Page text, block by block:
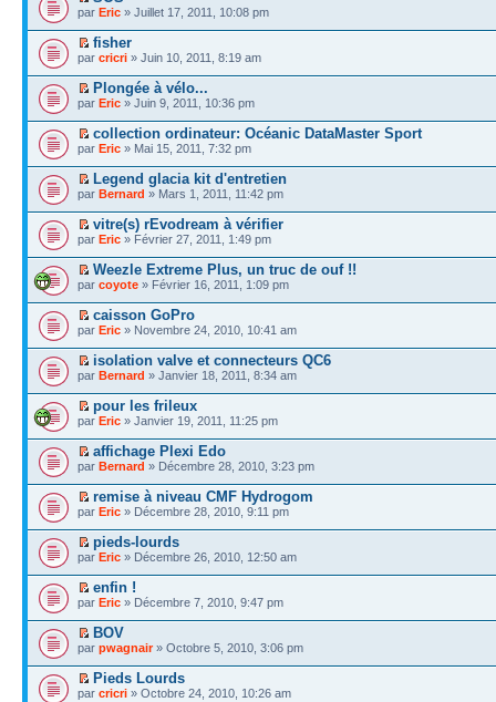
par Eric » Juillet 17, 2011, 10:08 pm
fisher
par cricri » Juin 10, 2011, 8:19 am
Plongée à vélo...
par Eric » Juin 9, 2011, 10:36 pm
collection ordinateur: Océanic DataMaster Sport
par Eric » Mai 15, 2011, 7:32 pm
Legend glacia kit d'entretien
par Bernard » Mars 1, 2011, 11:42 pm
vitre(s) rEvodream à vérifier
par Eric » Février 27, 2011, 1:49 pm
Weezle Extreme Plus, un truc de ouf !!
par coyote » Février 16, 2011, 1:09 pm
caisson GoPro
par Eric » Novembre 24, 2010, 10:41 am
isolation valve et connecteurs QC6
par Bernard » Janvier 18, 2011, 8:34 am
pour les frileux
par Eric » Janvier 19, 2011, 11:25 pm
affichage Plexi Edo
par Bernard » Décembre 28, 2010, 3:23 pm
remise à niveau CMF Hydrogom
par Eric » Décembre 28, 2010, 9:11 pm
pieds-lourds
par Eric » Décembre 26, 2010, 12:50 am
enfin !
par Eric » Décembre 7, 2010, 9:47 pm
BOV
par pwagnair» Octobre 5, 2010, 3:06 pm
Pieds Lourds
par cricri » Octobre 24, 2010, 10:26 am